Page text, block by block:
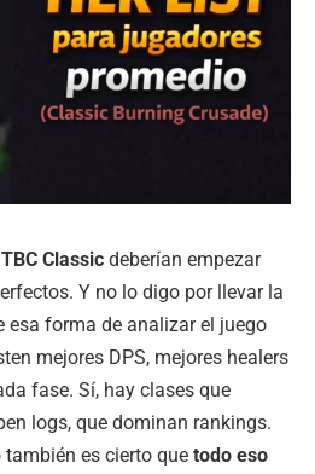
Classic deberían empezar
Y no lo digo por llevar la
esa forma de analizar el juego
mejores DPS, mejores healers
fase. Sí, hay clases que
logs, que dominan rankings.
también es cierto que todo eso